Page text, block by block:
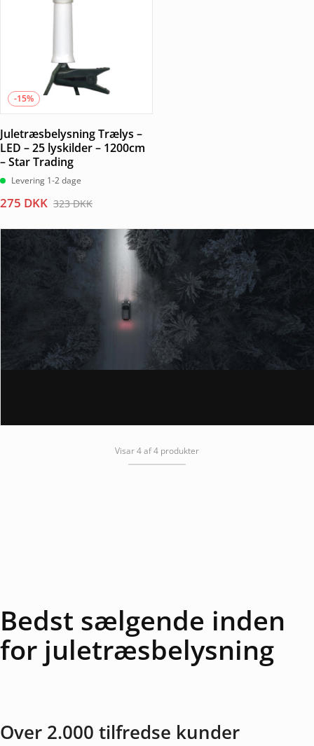
-15%
Juletræsbelysning Trælys –
LED – 25 lyskilder – 1200cm
– Star Trading
Levering 1-2 dage
323DKK
Den
pris
323 DKK.
275 DKK
Den
pris
275 DKK.
Visar 4 af 4 produkter
Bedst sælgende inden
for juletræsbelysning
Over 2.000 tilfredse kunder